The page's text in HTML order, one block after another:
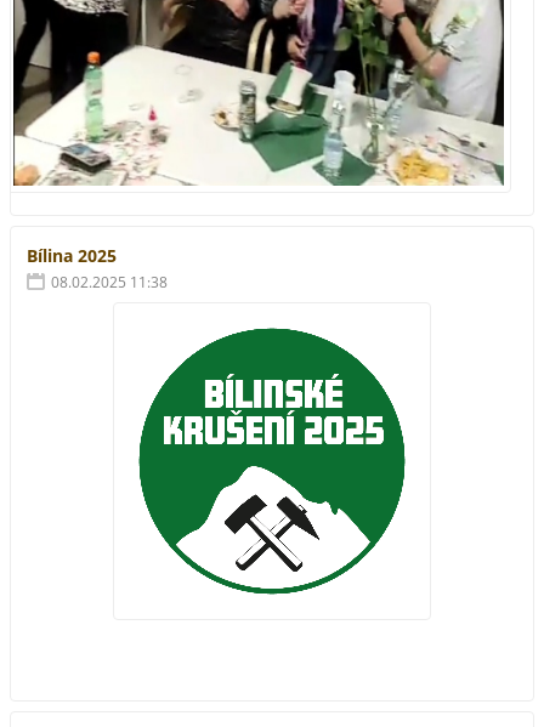
Bílina 2025
08.02.2025 11:38